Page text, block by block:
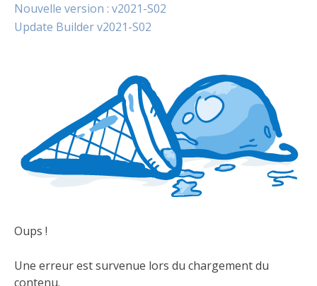
Nouvelle version : v2021-S02
Update Builder v2021-S02
Oups !
Une erreur est survenue lors du chargement du
contenu.